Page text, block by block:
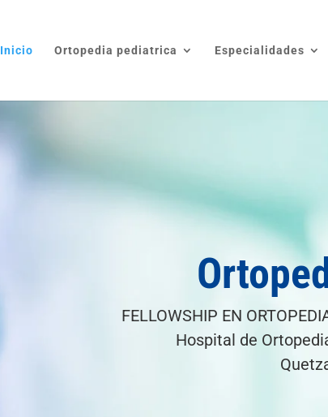
Inicio Ortopedia pediatrica Especialidades
FELLOWSHIP EN
Hospital de